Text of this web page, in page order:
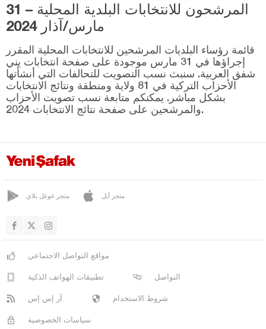
أورطا حصار
شالي بازاري
سورمانيه
طونيا
فاكفيكبير
طونجالي
أوشاك
يوزغات
زونغولداك
المرشحون للانتخابات البلدية المحلية – 31
مارس/آذار 2024
قائمة رؤساء البلديات المرشحين للانتخابات المحلية المقرر
إجراؤها في 31 مارس موجودة على صفحة انتخابات يني
شفق العربية. سنبث نسب التصويت للتحالفات التي أنشأتها
الأحزاب التركية في 81 ولاية ومنطقة ونتائج الانتخابات
بشكل مباشر. يمكنكم متابعة نسب تصويت الأحزاب
والمرشحين على صفحة نتائج الانتخابات 2024.
متجر غوغل بلاي متجر آبل
مواقع التواصل الاجتماعي
تطبيقات الهواتف الذكية التواصل
آر إس إس شروط الاستخدام
سياسات الخصوصية